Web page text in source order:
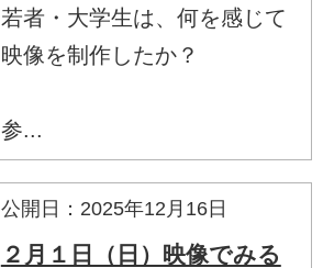
若者・大学生は、何を感じて
映像を制作したか？
参...
公開日：2025年12月16日
２月１日（日）映像でみる